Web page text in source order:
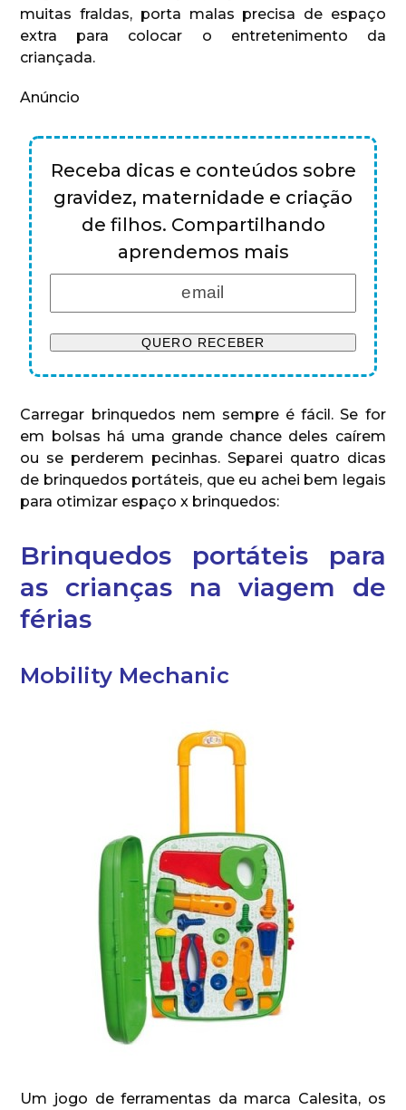
muitas fraldas, porta malas precisa de espaço
extra para colocar o entretenimento da
criançada.
Anúncio
Receba dicas e conteúdos sobre
gravidez, maternidade e criação
de filhos. Compartilhando
aprendemos mais
Carregar brinquedos nem sempre é fácil. Se for
em bolsas há uma grande chance deles caírem
ou se perderem pecinhas. Separei quatro dicas
de brinquedos portáteis, que eu achei bem legais
para otimizar espaço x brinquedos:
Brinquedos portáteis para
as crianças na viagem de
férias
Mobility Mechanic
Um jogo de ferramentas da marca Calesita, os